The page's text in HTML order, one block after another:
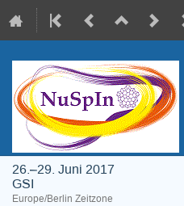
26.–29. Juni 2017
GSI
Europe/Berlin Zeitzone